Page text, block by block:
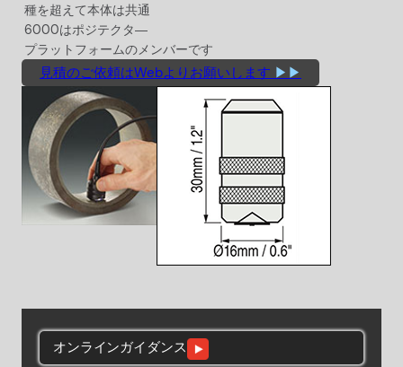
種を超えて本体は共通
6000はポジテクタ―
プラットフォームのメンバーです
見積のご依頼はWebよりお願いします ▶▶
オンラインガイダンス